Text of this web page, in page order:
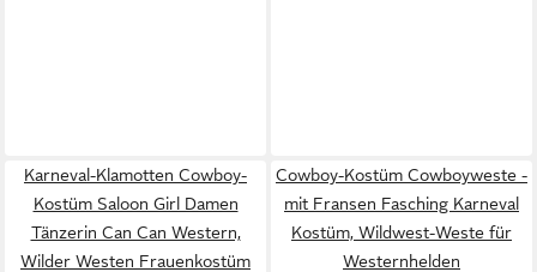
Karneval-Klamotten Cowboy-
Kostüm Saloon Girl Damen
Tänzerin Can Can Western,
Wilder Westen Frauenkostüm
Cowboy-Kostüm Cowboyweste -
mit Fransen Fasching Karneval
Kostüm, Wildwest-Weste für
Westernhelden